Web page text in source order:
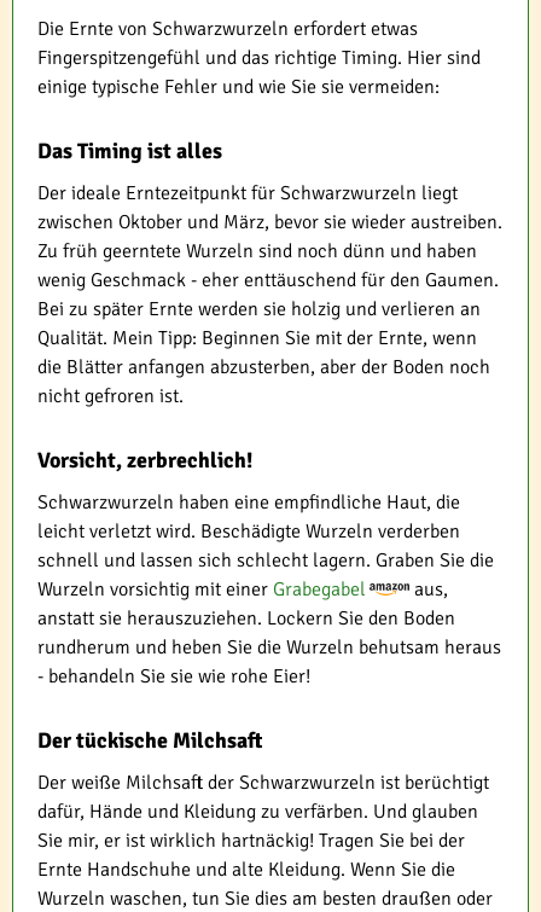
Die Ernte von Schwarzwurzeln erfordert etwas
Fingerspitzengefühl und das richtige Timing. Hier sind
einige typische Fehler und wie Sie sie vermeiden:
Das Timing ist alles
Der ideale Erntezeitpunkt für Schwarzwurzeln liegt
zwischen Oktober und März, bevor sie wieder austreiben.
Zu früh geerntete Wurzeln sind noch dünn und haben
wenig Geschmack - eher enttäuschend für den Gaumen.
Bei zu später Ernte werden sie holzig und verlieren an
Qualität. Mein Tipp: Beginnen Sie mit der Ernte, wenn
die Blätter anfangen abzusterben, aber der Boden noch
nicht gefroren ist.
Vorsicht, zerbrechlich!
Schwarzwurzeln haben eine empfindliche Haut, die
leicht verletzt wird. Beschädigte Wurzeln verderben
schnell und lassen sich schlecht lagern. Graben Sie die
Wurzeln vorsichtig mit einer Grabegabel
aus,
anstatt sie herauszuziehen. Lockern Sie den Boden
rundherum und heben Sie die Wurzeln behutsam heraus
- behandeln Sie sie wie rohe Eier!
Der tückische Milchsaft
Der weiße Milchsaft der Schwarzwurzeln ist berüchtigt
dafür, Hände und Kleidung zu verfärben. Und glauben
Sie mir, er ist wirklich hartnäckig! Tragen Sie bei der
Ernte Handschuhe und alte Kleidung. Wenn Sie die
Wurzeln waschen, tun Sie dies am besten draußen oder